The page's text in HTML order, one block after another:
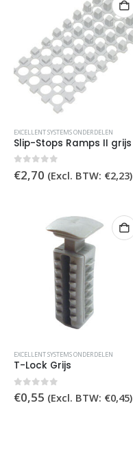
EXCELLENT SYSTEMS ONDERDELEN
Slip-Stops Ramps II grijs
0out of 5
€2,70 (Excl. BTW: €2,23)
EXCELLENT SYSTEMS ONDERDELEN
T-Lock Grijs
0out of 5
€0,55 (Excl. BTW: €0,45)